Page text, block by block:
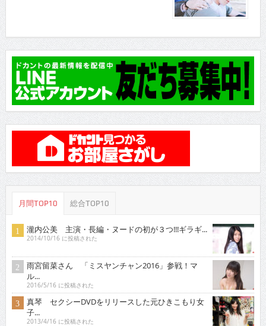
月間TOP10 総合TOP10
瀧内公美 主演・長編・ヌードの初が３つ!!!ギラギ...
2014/10/16 に投稿された
雨宮留菜さん 「ミスヤンチャン2016」参戦！マ
ル...
2016/5/16 に投稿された
真琴 セクシーDVDをリリースした元ひきこもり女
子...
2013/4/16 に投稿された